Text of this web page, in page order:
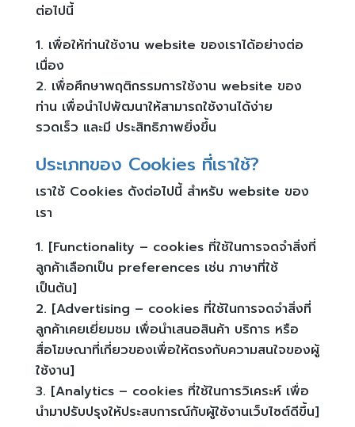
ต่อไปนี้
เพื่อให้ท่านใช้งาน website ของเราได้อย่างต่อ
เนื่อง
เพื่อศึกษาพฤติกรรมการใช้งาน website ของ
ท่าน เพื่อนำไปพัฒนาให้สามารถใช้งานได้ง่าย
รวดเร็ว และมี ประสิทธิภาพยิ่งขึ้น
ประเภทของ Cookies ที่เราใช้?
เราใช้ Cookies ดังต่อไปนี้ สำหรับ website ของ
เรา
[Functionality – cookies ที่ใช้ในการจดจำสิ่งที่
ลูกค้าเลือกเป็น preferences เช่น ภาษาที่ใช้
เป็นต้น]
[Advertising – cookies ที่ใช้ในการจดจำสิ่งที่
ลูกค้าเคยเยี่ยมชม เพื่อนำเสนอสินค้า บริการ หรือ
สื่อโฆษณาที่เกี่ยวของเพื่อให้ตรงกับความสนใจของผู้
ใช้งาน]
[Analytics – cookies ที่ใช้ในการวิเคระห์ เพื่อ
นำมาปรับปรุงให้ประสบการณ์กับผู้ใช้งานเว็บไซต์ดีขึ้น]